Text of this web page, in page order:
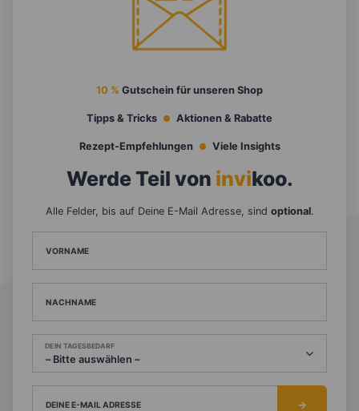
10 % Gutschein für unseren Shop
Tipps & Tricks Aktionen & Rabatte
Rezept-Empfehlungen Viele Insights
Werde Teil von invikoo.
Alle Felder, bis auf Deine E-Mail Adresse, sind optional.
VORNAME
NACHNAME
DEIN TAGESBEDARF
DEINE E-MAIL ADRESSE